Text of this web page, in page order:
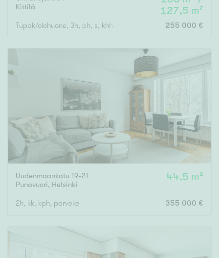
Kittilä
127,5 m²
Tupak/olohuone, 3h, ph, s, khh, et, 2wc 255 000 €
Uudenmaankatu 19-21
Punavuori, Helsinki
44,5 m²
2h, kk, kph, parveke 355 000 €